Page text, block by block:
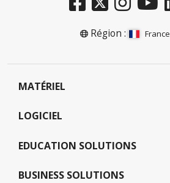
Région : France
MATÉRIEL
LOGICIEL
EDUCATION SOLUTIONS
BUSINESS SOLUTIONS